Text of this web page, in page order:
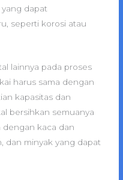
yang dapat
seperti korosi atau
lainnya pada proses
harus sama dengan
kapasitas dan
bersihkan semuanya
kaca dan
dan minyak yang dapat